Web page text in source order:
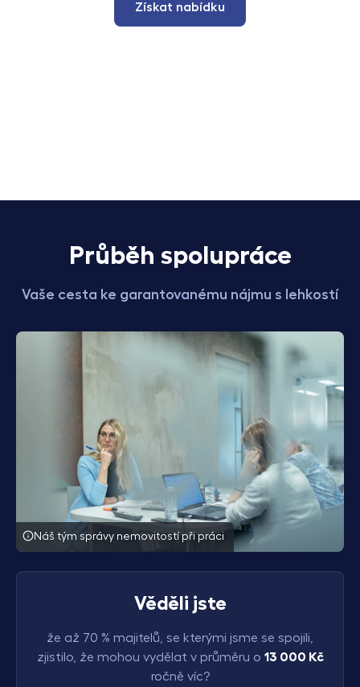
Získat nabídku
Průběh spolupráce
Vaše cesta ke garantovanému nájmu s lehkostí
Náš tým správy nemovitostí při práci
Věděli jste
že až 70 % majitelů, se kterými jsme se spojili,
zjistilo, že mohou vydělat v průměru o 13 000 Kč
ročně víc?